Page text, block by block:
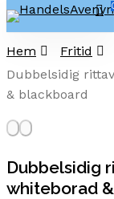
Skip
to
main
content
Cart
Hem Fritid
Dubbelsidig
& blackboard
Dubbelsidig
whiteborad